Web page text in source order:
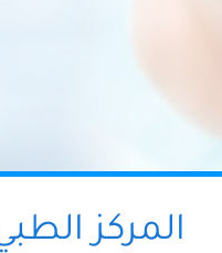
المركز